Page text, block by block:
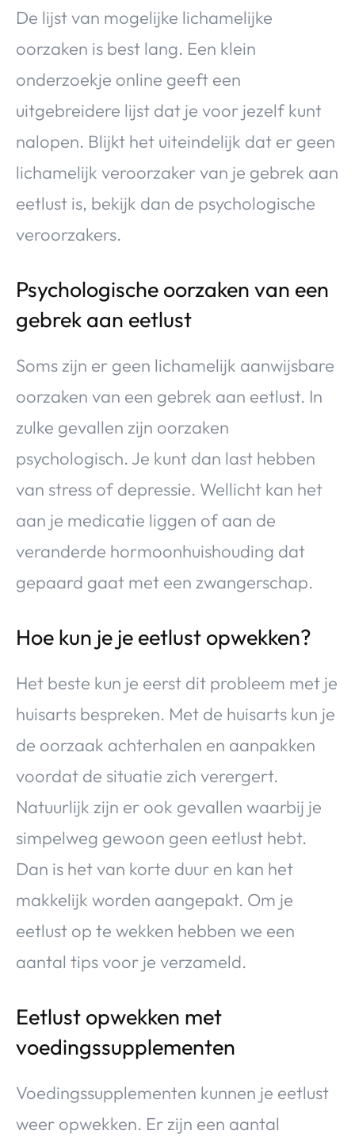
De lijst van mogelijke lichamelijke
oorzaken is best lang. Een klein
onderzoekje online geeft een
uitgebreidere lijst dat je voor jezelf kunt
nalopen. Blijkt het uiteindelijk dat er geen
lichamelijk veroorzaker van je gebrek aan
eetlust is, bekijk dan de psychologische
veroorzakers.
Psychologische oorzaken van een
gebrek aan eetlust
Soms zijn er geen lichamelijk aanwijsbare
oorzaken van een gebrek aan eetlust. In
zulke gevallen zijn oorzaken
psychologisch. Je kunt dan last hebben
van stress of depressie. Wellicht kan het
aan je medicatie liggen of aan de
veranderde hormoonhuishouding dat
gepaard gaat met een zwangerschap.
Hoe kun je je eetlust opwekken?
Het beste kun je eerst dit probleem met je
huisarts bespreken. Met de huisarts kun je
de oorzaak achterhalen en aanpakken
voordat de situatie zich verergert.
Natuurlijk zijn er ook gevallen waarbij je
simpelweg gewoon geen eetlust hebt.
Dan is het van korte duur en kan het
makkelijk worden aangepakt. Om je
eetlust op te wekken hebben we een
aantal tips voor je verzameld.
Eetlust opwekken met
voedingssupplementen
Voedingssupplementen kunnen je eetlust
weer opwekken. Er zijn een aantal